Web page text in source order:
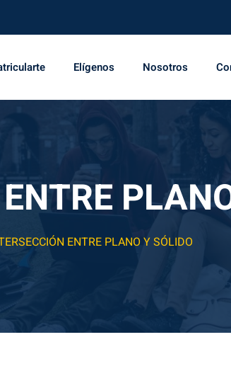
Elígenos Nosotros
ENTRE PLANO Y SÓLIDO